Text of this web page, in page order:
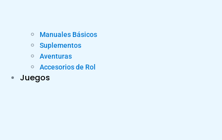
Manuales Básicos
Suplementos
Aventuras
Accesorios de Rol
Juegos